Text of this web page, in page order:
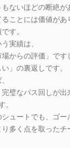
ないほどの断絶が
ことには価値があ
す。
実績は、
からの評価」です
」の裏返しです。
璧なパス回しが出
。
ュートでも、ゴー
多く点を取ったチ